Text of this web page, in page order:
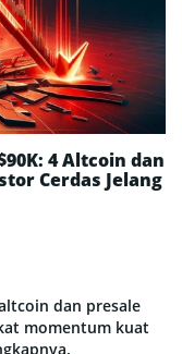
4 Altcoin dan
Cerdas Jelang
dan presale
momentum kuat